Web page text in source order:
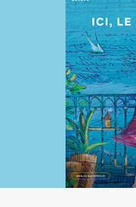
Tarifs et règlements